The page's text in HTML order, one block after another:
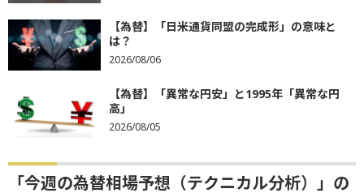
【為替】「日米通貨同盟の完成形」の意味と
は？
2026/08/06
【為替】「異常な円安」と1995年「異常な円
高」
2026/08/05
「今週の為替相場予想（テクニカル分析）」の